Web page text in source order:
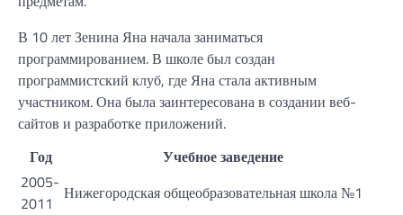
В 10 лет Зенина Яна начала заниматься
программированием. В школе был создан
программистский клуб, где Яна стала активным
участником. Она была заинтересована в создании веб-
сайтов и разработке приложений.
Год
Учебное заведение
2005-
2011 Нижегородская общеобразовательная школа №1